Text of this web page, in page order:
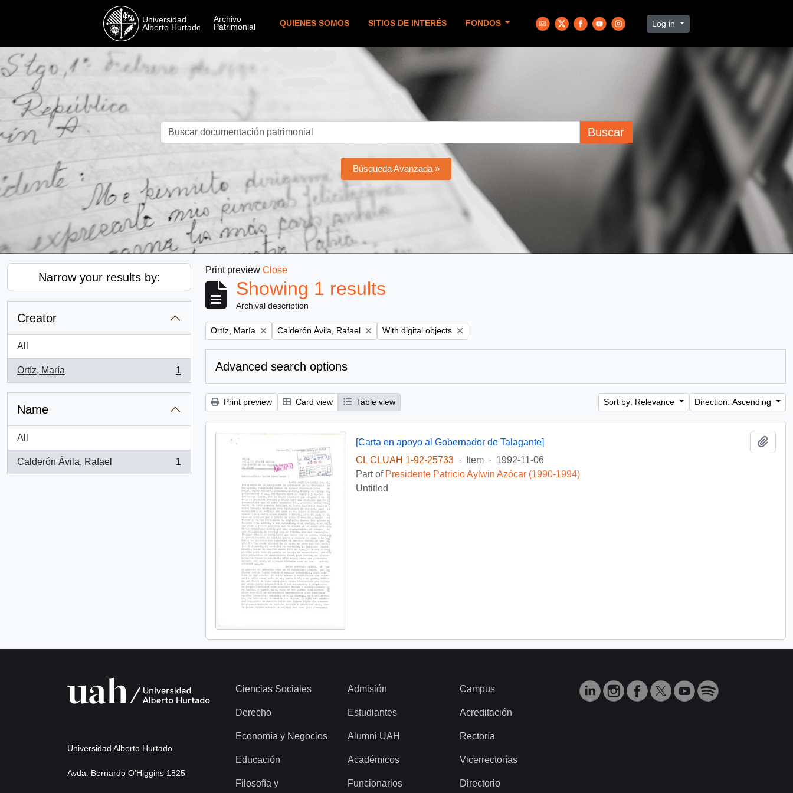
QUIENES SOMOS SITIOS DE INTERÉS FONDOS Log in
Buscar
Búsqueda Avanzada »
Narrow your results by:
Creator
All
Ortíz, María
, 1 results
1
Name
All
Calderón Ávila, Rafael
, 1 results
1
Print preview Close
Showing 1 results
Archival description
Remove filter:
Ortíz, María Remove filter:
Calderón Ávila, Rafael Remove filter:
With digital objects
Advanced search options
Print preview Card view Table view Sort by: Relevance Direction: Ascending
[Carta en apoyo al Gobernador de Talagante]
CL CLUAH 1-92-25733
· Item · 1992-11-06
Part of Presidente Patricio Aylwin Azócar (1990-1994)
Untitled
Universidad Alberto Hurtado
Avda. Bernardo O’Higgins 1825
Ciencias Sociales
Derecho
Economía y Negocios
Educación
Filosofía y
Admisión
Estudiantes
Alumni UAH
Académicos
Funcionarios
Campus
Acreditación
Rectoría
Vicerrectorías
Directorio